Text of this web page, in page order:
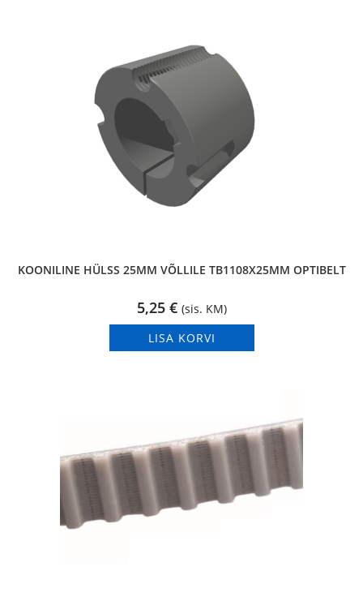
KOONILINE HÜLSS 25MM VÕLLILE TB1108X25MM OPTIBELT
5,25 € (sis. KM)
LISA KORVI